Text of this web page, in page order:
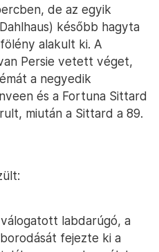
de az egyik
később hagyta
alakult ki. A
Persie vetett véget,
a negyedik
és a Fortuna Sittard
miután a Sittard a 89.
labdarúgó, a
fejezte ki a